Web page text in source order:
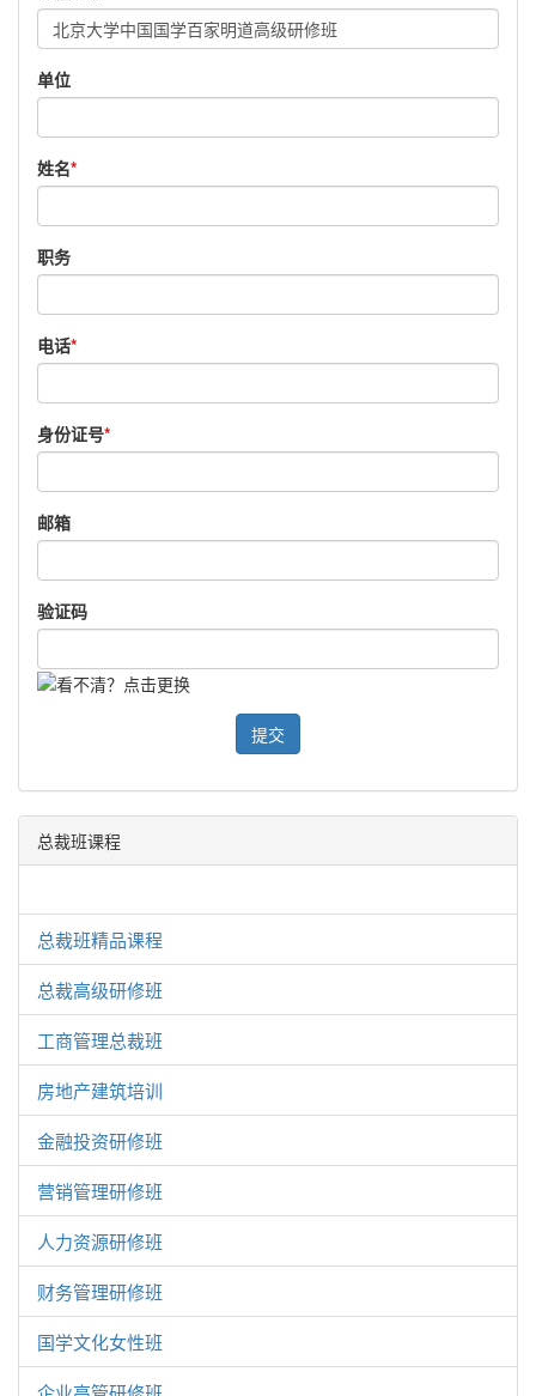
单位
姓名*
职务
电话*
身份证号*
邮箱
验证码
提交
总裁班课程
总裁班精品课程
总裁高级研修班
工商管理总裁班
房地产建筑培训
金融投资研修班
营销管理研修班
人力资源研修班
财务管理研修班
国学文化女性班